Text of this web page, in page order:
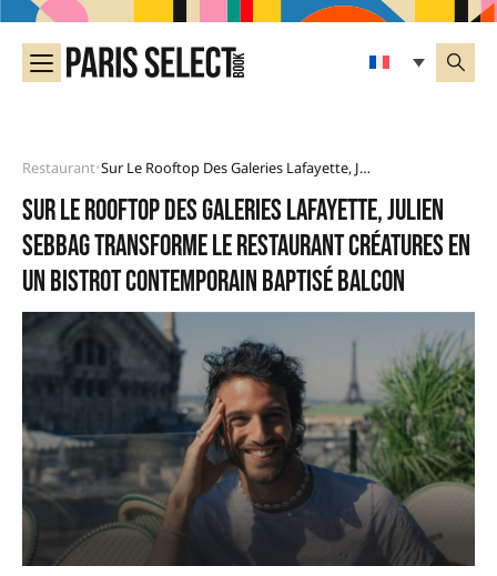
Restaurant• Sur Le Rooftop Des Galeries Lafayette, Julien Sebbag Transforme Le Restaurant Créatures En Un Bistrot Contemporain Baptisé BALCON
Sur le rooftop des Galeries Lafayette, Julien
Sebbag transforme le restaurant Créatures en
un bistrot contemporain baptisé BALCON